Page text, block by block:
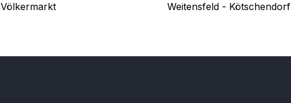
Völkermarkt Weitensfeld - Kötschendorf